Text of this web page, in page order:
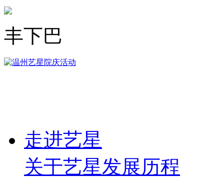
丰下巴
走进艺星
关于艺星发展历程